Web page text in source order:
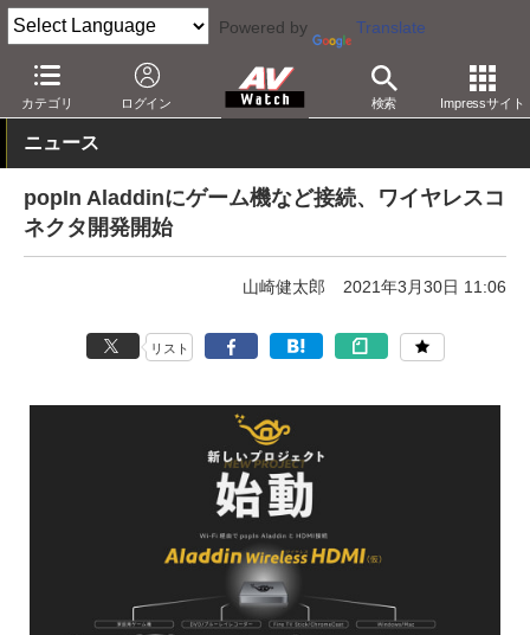
Powered by Translate
カテゴリ ログイン 検索 Impressサイト
AV Watch 製品 プロジェクタ
ニュース
popIn Aladdinにゲーム機など接続、ワイヤレスコ
ネクタ開発開始
山崎健太郎 2021年3月30日 11:06
リスト